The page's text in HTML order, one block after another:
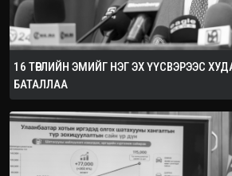
16 ТӨРЛИЙН ЭМИЙГ НЭГ ЭХ ҮҮСВЭРЭЭС
БАТАЛЛАА